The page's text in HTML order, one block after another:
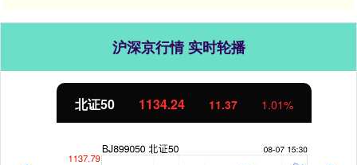
沪深京行情 实时轮播
北证50 1134.24 11.37 1.01%